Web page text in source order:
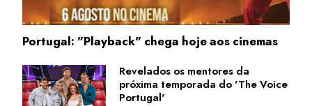
Portugal: "Playback" chega hoje aos cinemas
Revelados os mentores da
próxima temporada do 'The Voice
Portugal'